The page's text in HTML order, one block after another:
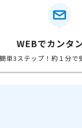
WEBでカンタ
簡単3ステップ！約１分で